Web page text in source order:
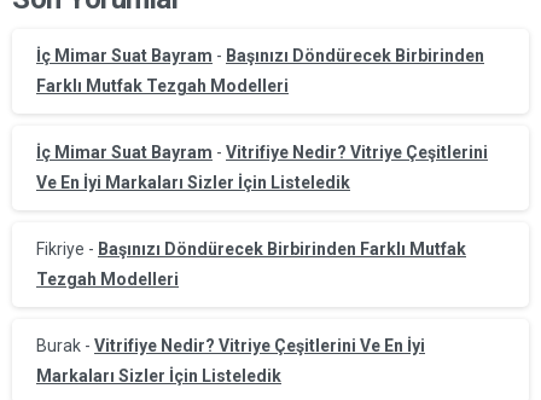
İç Mimar Suat Bayram - Başınızı Döndürecek Birbirinden
Farklı Mutfak Tezgah Modelleri
İç Mimar Suat Bayram - Vitrifiye Nedir? Vitriye Çeşitlerini
Ve En İyi Markaları Sizler İçin Listeledik
Fikriye - Başınızı Döndürecek Birbirinden Farklı Mutfak
Tezgah Modelleri
Burak - Vitrifiye Nedir? Vitriye Çeşitlerini Ve En İyi
Markaları Sizler İçin Listeledik